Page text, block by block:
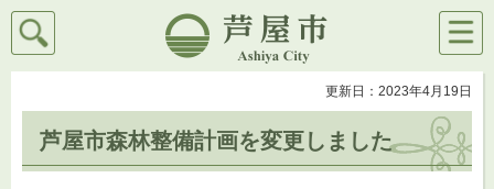
芦屋市
検索
メニ
ュー
更新日：2023年4月19日
芦屋市森林整備計画を変更しました